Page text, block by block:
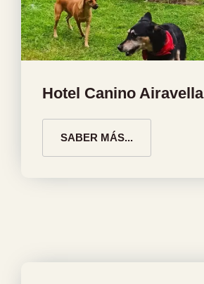
Hotel Canino Airavella
SABER MÁS...